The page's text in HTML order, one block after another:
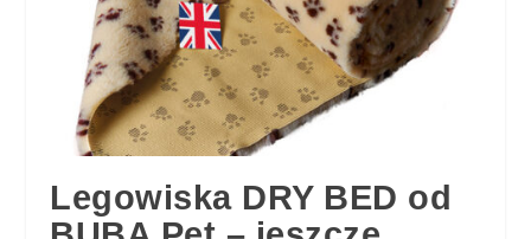
Legowiska DRY BED od